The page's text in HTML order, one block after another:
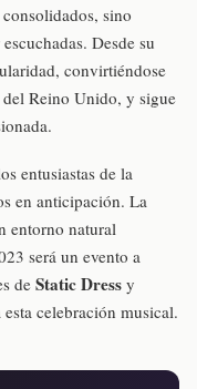
sino
Desde su
convirtiéndose
del Reino Unido, y sigue
entusiastas de la
en anticipación. La
entorno natural
será un evento a
de Static Dress y
celebración musical.